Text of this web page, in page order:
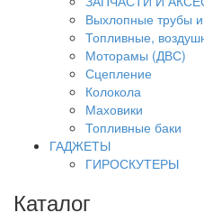
Выхлопные трубы
Топливные,
Моторамы (ДВС)
Сцепление
Колокола
Маховики
Топливные баки
ГАДЖЕТЫ
ГИРОСКУТЕРЫ
Каталог